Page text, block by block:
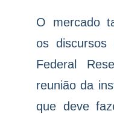
O mercado
os discursos
Federal
reunião da
que deve